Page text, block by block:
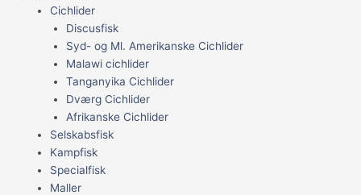
Cichlider
Discusfisk
Syd- og Ml. Amerikanske Cichlider
Malawi cichlider
Tanganyika Cichlider
Dværg Cichlider
Afrikanske Cichlider
Selskabsfisk
Kampfisk
Specialfisk
Maller